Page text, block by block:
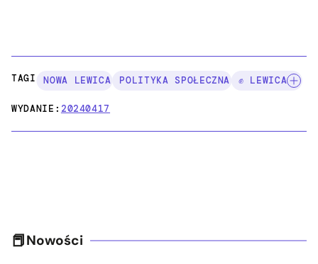
TAGI: NOWA LEWICA POLITYKA SPOŁECZNA ✊ LEWICA
WYDANIE:20240417
Nowości